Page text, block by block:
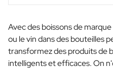
Avec des boissons de
ou le vin dans des bouteilles
transformez des produits de
intelligents et efficaces. On